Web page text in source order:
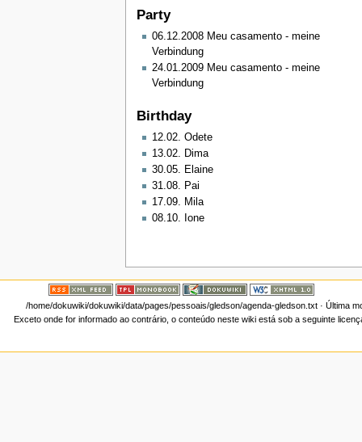
Party
06.12.2008 Meu casamento - meine
Verbindung
24.01.2009 Meu casamento - meine
Verbindung
Birthday
12.02. Odete
13.02. Dima
30.05. Elaine
31.08. Pai
17.09. Mila
08.10. Ione
/home/dokuwiki/dokuwiki/data/pages/pessoais/gledson/agenda-gledson.txt· Última
Exceto onde for informado ao contrário, o conteúdo neste wiki está sob a seguinte